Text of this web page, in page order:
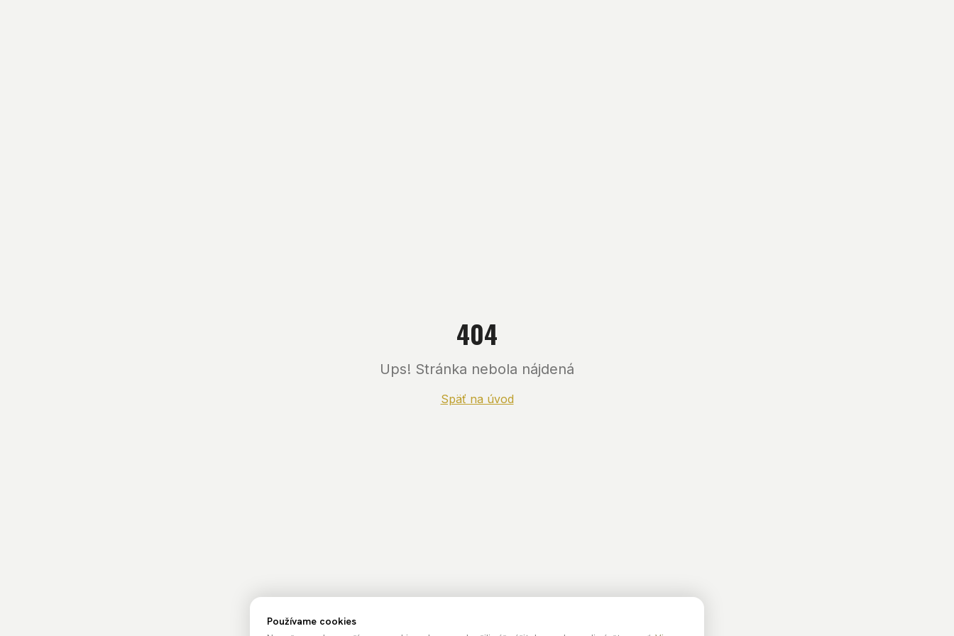
404
Ups! Stránka nebola nájdená
Späť na úvod
Používame cookies